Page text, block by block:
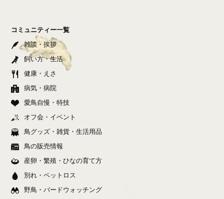
コミュニティー一覧
雑談・挨拶
飼い方・生活
健康・えさ
病気・病院
愛鳥自慢・特技
オフ会・イベント
鳥グッズ・雑貨・生活用品
鳥の販売情報
産卵・繁殖・ひなの育て方
別れ・ペットロス
野鳥・バードウォッチング